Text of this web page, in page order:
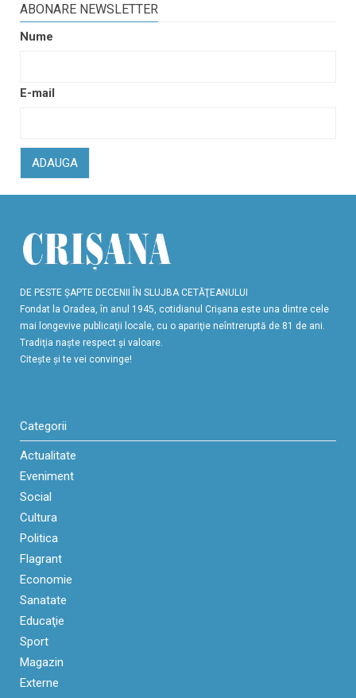
ABONARE NEWSLETTER
Nume
E-mail
ADAUGA
DE PESTE ŞAPTE DECENII ÎN SLUJBA CETĂŢEANULUI
Fondat la Oradea, în anul 1945, cotidianul Crişana este una dintre cele
mai longevive publicaţii locale, cu o apariţie neîntreruptă de 81 de ani.
Tradiţia naşte respect şi valoare.
Citeşte şi te vei convinge!
Categorii
Actualitate
Eveniment
Social
Cultura
Politica
Flagrant
Economie
Sanatate
Educaţie
Sport
Magazin
Externe